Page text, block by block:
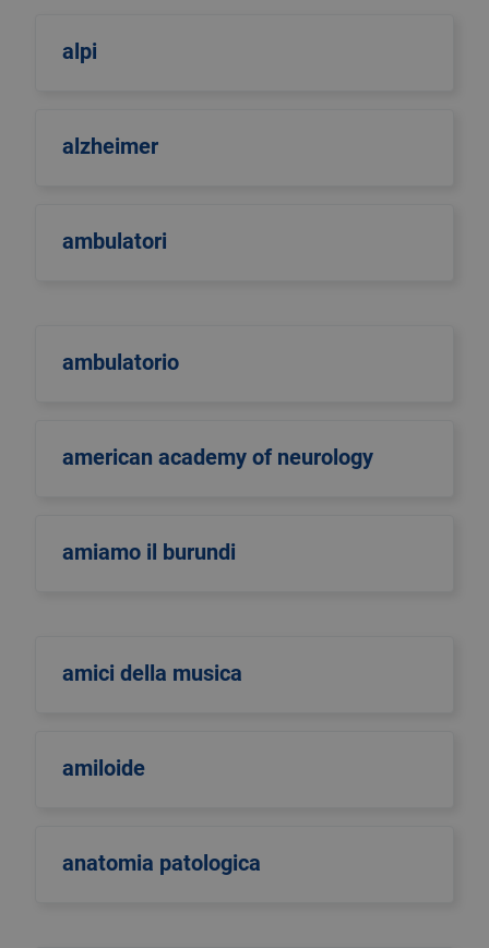
alpi
alzheimer
ambulatori
ambulatorio
american academy of neurology
amiamo il burundi
amici della musica
amiloide
anatomia patologica